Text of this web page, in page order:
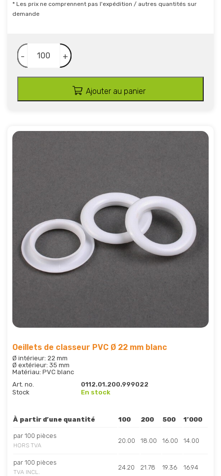
* Les prix ne comprennent pas l'expédition / autres quantités sur
demande
- +
Ajouter au panier
Oeillets de classeur PVC Ø 22 mm blanc
Ø intérieur: 22 mm
Ø extérieur: 35 mm
Matériau: PVC blanc
Art. no.
0112.01.200.999022
Stock
En stock
À partir d’une quantité 100 200 500 1’000
par 100 pièces
HORS TVA
20.00 18.00 16.00 14.00
par 100 pièces
TVA INCL.
24.20 21.78 19.36 16.94